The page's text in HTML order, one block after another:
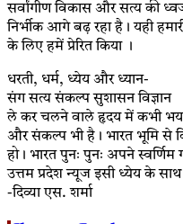
सर्वांगीण विकास और सत्य की
निर्भीक आगे बढ़ रहा है। यही
के लिए हमें प्रेरित किया ।
धरती, धर्म, ध्येय और ध्यान-
संग सत्य संकल्प सुशासन विज्ञान
ले कर चलने वाले हृदय में कभी भय
और संकल्प भी है। भारत भूमि से
हो। भारत पुनः पुनः अपने स्वर्णिम
उत्तम प्रदेश न्यूज इसी ध्येय के
-दिव्या एस. शर्मा